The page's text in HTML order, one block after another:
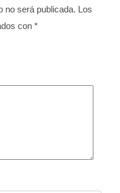
no será publicada. Los
con *